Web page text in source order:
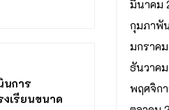
นการ
เรียนขนาด
มีนาคม
กุมภาพั
มกราค
ธันวาค
พฤศจิก